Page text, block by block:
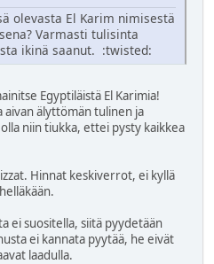
olevasta El Karim nimisestä
Varmasti tulisinta
ikinä saanut. :twisted:
Egyptiläistä El Karimia!
aivan älyttömän tulinen ja
niin tiukka, ettei pysty kaikkea
Hinnat keskiverrot, ei kyllä
ei suositella, siitä pyydetään
ei kannata pyytää, he eivät
laadulla.